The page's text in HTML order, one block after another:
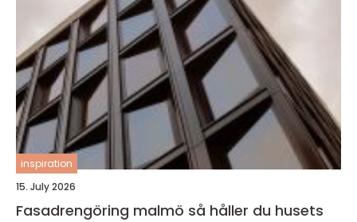
inspiration
15. July 2026
Fasadrengöring malmö så håller du husets